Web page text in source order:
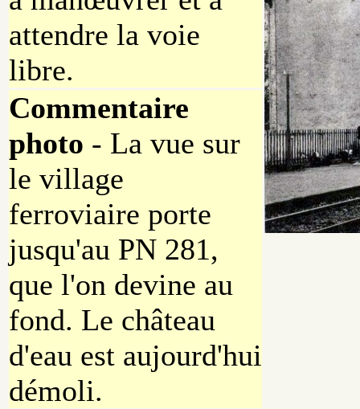
attendre la voie
libre.
Commentaire
photo - La vue sur
le village
ferroviaire porte
jusqu'au PN 281,
que l'on devine au
fond. Le château
d'eau est aujourd'hui
démoli.